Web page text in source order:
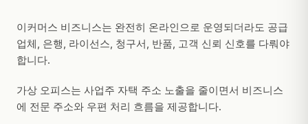
이커머스 비즈니스는 완전히 온라인으로 운영되더라도 공급
업체, 은행, 라이선스, 청구서, 반품, 고객 신뢰 신호를 다뤄야
합니다.
가상 오피스는 사업주 자택 주소 노출을 줄이면서 비즈니스
에 전문 주소와 우편 처리 흐름을 제공합니다.